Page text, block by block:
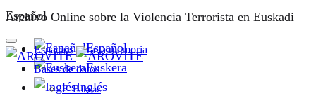
Español
Español
Euskera
Inglés
Archivo Online sobre la Violencia Terrorista en Euskadi
Espacios para la memoria
Bases de datos
F. Bakeaz